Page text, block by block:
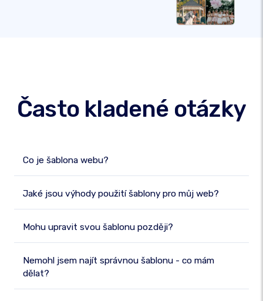
Často kladené otázky
Co je šablona webu?
Jaké jsou výhody použití šablony pro můj web?
Mohu upravit svou šablonu později?
Nemohl jsem najít správnou šablonu - co mám
dělat?